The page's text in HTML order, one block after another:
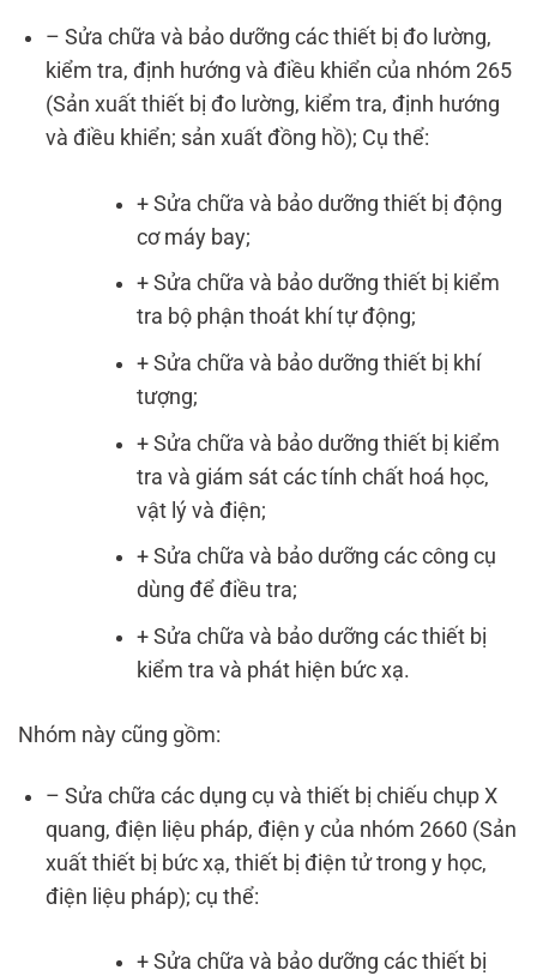
– Sửa chữa và bảo dưỡng các thiết bị đo lường,
kiểm tra, định hướng và điều khiển của nhóm 265
(Sản xuất thiết bị đo lường, kiểm tra, định hướng
và điều khiển; sản xuất đồng hồ); Cụ thể:
+ Sửa chữa và bảo dưỡng thiết bị động
cơ máy bay;
+ Sửa chữa và bảo dưỡng thiết bị kiểm
tra bộ phận thoát khí tự động;
+ Sửa chữa và bảo dưỡng thiết bị khí
tượng;
+ Sửa chữa và bảo dưỡng thiết bị kiểm
tra và giám sát các tính chất hoá học,
vật lý và điện;
+ Sửa chữa và bảo dưỡng các công cụ
dùng để điều tra;
+ Sửa chữa và bảo dưỡng các thiết bị
kiểm tra và phát hiện bức xạ.
Nhóm này cũng gồm:
– Sửa chữa các dụng cụ và thiết bị chiếu chụp X
quang, điện liệu pháp, điện y của nhóm 2660 (Sản
xuất thiết bị bức xạ, thiết bị điện tử trong y học,
điện liệu pháp); cụ thể:
+ Sửa chữa và bảo dưỡng các thiết bị